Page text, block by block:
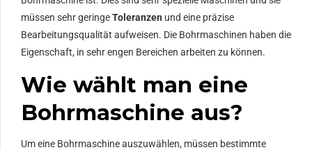
müssen sehr geringeToleranzen und eine präzise
Bearbeitungsqualität aufweisen. Die Bohrmaschinen haben die
Eigenschaft, in sehr engen Bereichen arbeiten zu können.
Wie wählt man eine
Bohrmaschine aus?
Um eine Bohrmaschine auszuwählen, müssen bestimmte